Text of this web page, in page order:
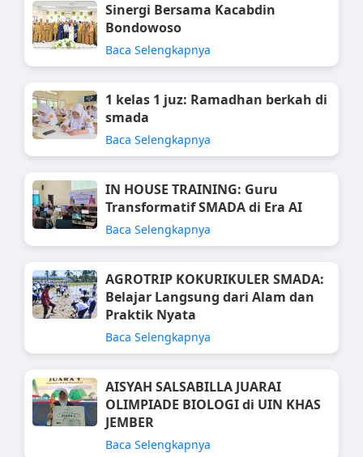
Sinergi Bersama Kacabdin
Bondowoso
Baca Selengkapnya
1 kelas 1 juz: Ramadhan berkah di
smada
Baca Selengkapnya
IN HOUSE TRAINING: Guru
Transformatif SMADA di Era AI
Baca Selengkapnya
AGROTRIP KOKURIKULER SMADA:
Belajar Langsung dari Alam dan
Praktik Nyata
Baca Selengkapnya
AISYAH SALSABILLA JUARAI
OLIMPIADE BIOLOGI di UIN KHAS
JEMBER
Baca Selengkapnya